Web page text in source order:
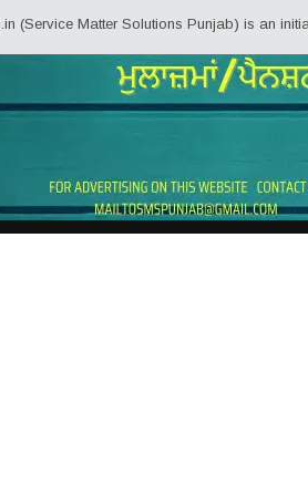
Matter Solutions Punjab) is an initiative